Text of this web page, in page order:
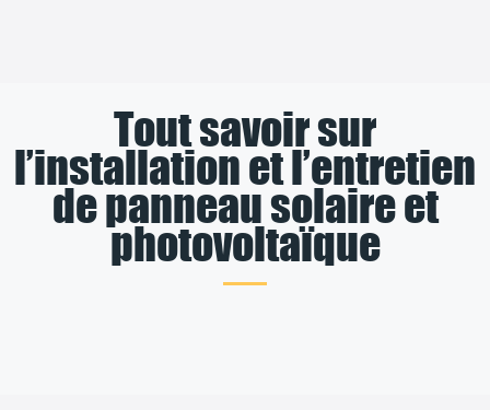
Tout savoir sur
l’installation et l’entretien
de panneau solaire et
photovoltaïque